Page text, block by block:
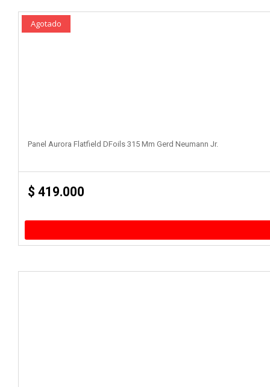
Agotado
Panel Aurora Flatfield DFoils 315 Mm Gerd Neumann Jr.
$ 419.000